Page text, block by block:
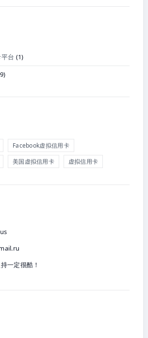
台 (1)
Facebook虚拟信用卡
美国虚拟信用卡 虚拟信用卡
一定很酷！